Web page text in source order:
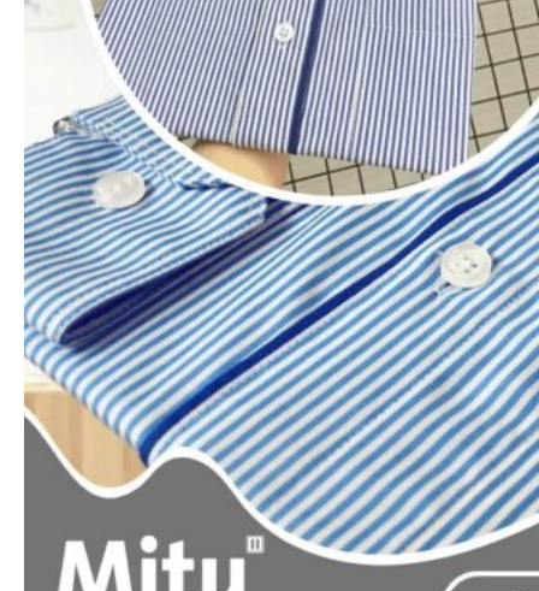
Xem nhanh
Áo thun polo
Áo thun cổ trụ 2 sọc nhỏ (Đủ 7 màu sọc nhỏ)
65.000₫